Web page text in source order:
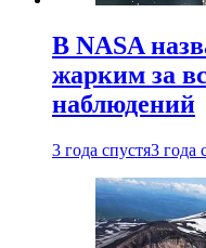
В NASA
жарким за
наблюдений
3 года спустя3 года